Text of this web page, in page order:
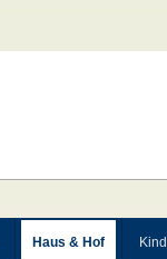
Haus & Hof